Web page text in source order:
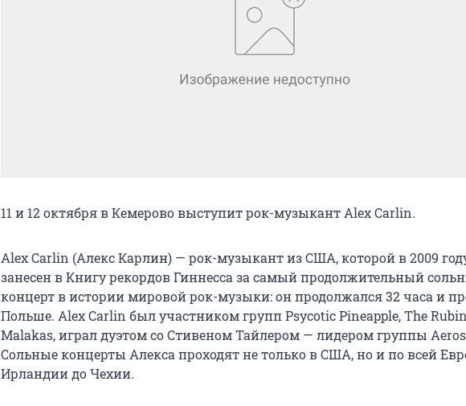
11 и 12 октября в Кемерово выступит рок-музыкант Alex Carlin.
Alex Carlin (Алекс Карлин) — рок-музыкант из США, которой в 2009
занесен в Книгу рекордов Гиннесса за самый продолжительный
концерт в истории мировой рок-музыки: он продолжался 32 часа и
Польше. Alex Carlin был участником групп Psycotic Pineapple, The
Malakas, играл дуэтом со Стивеном Тайлером — лидером группы
Сольные концерты Алекса проходят не только в США, но и по всей
Ирландии до Чехии.